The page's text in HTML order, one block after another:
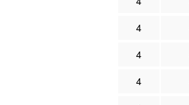
4
4
4